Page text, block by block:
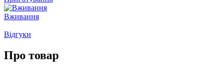
Вживання
Відгуки
Про товар